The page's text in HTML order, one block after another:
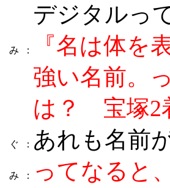
デジタルっ
み ：
『名は体を
強い名前。
は？ 宝塚2
ぐ ： あれも名前
み ： ってなると